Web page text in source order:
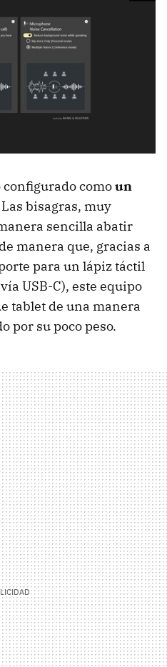
configurado comoun
Las bisagras, muy
sencilla abatir
manera que, gracias a
para un lápiz táctil
USB-C), este equipo
tablet de una manera
por su poco peso.